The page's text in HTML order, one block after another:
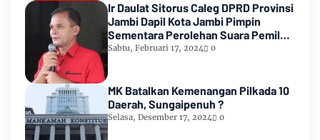
Ir Daulat Sitorus Caleg DPRD Provinsi
Jambi Dapil Kota Jambi Pimpin
Sementara Perolehan Suara Pemilu
2024
Sabtu, Februari 17, 2024 0
MK Batalkan Kemenangan Pilkada 10
Daerah, Sungaipenuh ?
Selasa, Desember 17, 2024 0